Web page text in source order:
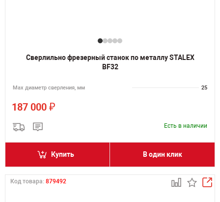
Сверлильно фрезерный станок по металлу STALEX
BF32
Мах диаметр сверления, мм 25
187 000 ₽
Есть в наличии
Купить В один клик
Код товара: 879492